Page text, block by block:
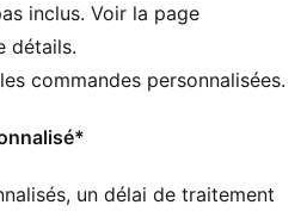
mm
neutres
42)
inclus. Voir la page
détails.
commandes personnalisées.
un délai de traitement